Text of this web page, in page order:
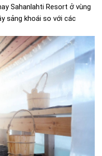
Sahanlahti Resort ở vùng
sảng khoái so với các